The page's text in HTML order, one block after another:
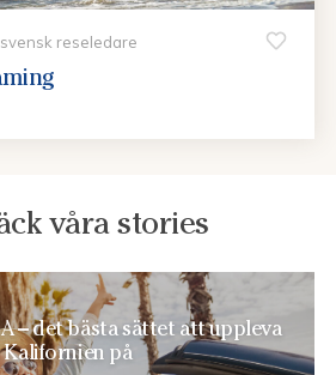
reseledare
våra stories
– det bästa sättet att uppleva
Kalifornien på